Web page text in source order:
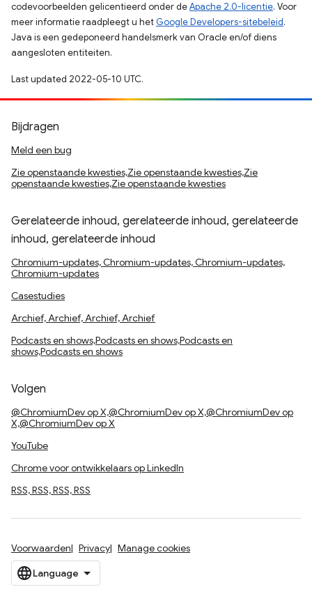
codevoorbeelden gelicentieerd onder deApache 2.0-licentie. Voor
meer informatie raadpleegt u het Google Developers-sitebeleid.
Java is een gedeponeerd handelsmerk van Oracle en/of diens
aangesloten entiteiten.
Last updated 2022-05-10 UTC.
Bijdragen
Meld een bug
Zie openstaande kwesties,Zie openstaande kwesties,Zie
openstaande kwesties,Zie openstaande kwesties
Gerelateerde inhoud, gerelateerde inhoud, gerelateerde
inhoud, gerelateerde inhoud
Chromium-updates, Chromium-updates, Chromium-updates,
Chromium-updates
Casestudies
Archief, Archief, Archief, Archief
Podcasts en shows,Podcasts en shows,Podcasts en
shows,Podcasts en shows
Volgen
@ChromiumDev op X,@ChromiumDev op X,@ChromiumDev op
X,@ChromiumDev op X
YouTube
Chrome voor ontwikkelaars op LinkedIn
RSS, RSS, RSS, RSS
Voorwaarden Privacy Manage cookies